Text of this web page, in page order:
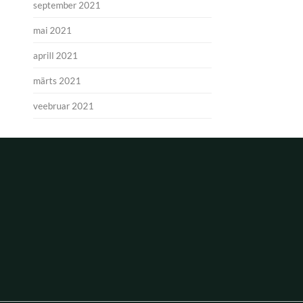
september 2021
mai 2021
aprill 2021
märts 2021
veebruar 2021